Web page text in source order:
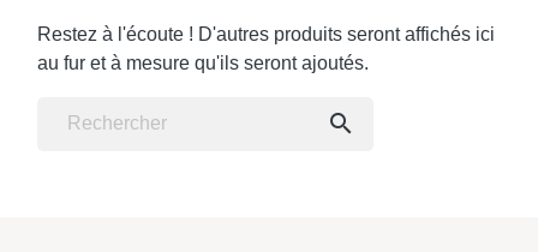
Restez à l'écoute ! D'autres produits seront affichés ici
au fur et à mesure qu'ils seront ajoutés.
